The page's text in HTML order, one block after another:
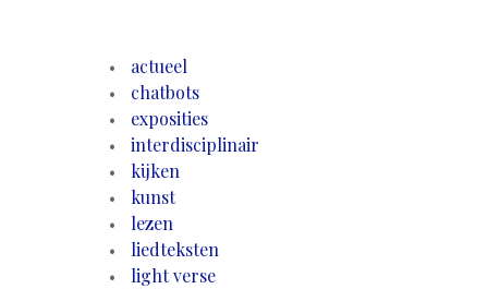
actueel
chatbots
exposities
interdisciplinair
kijken
kunst
lezen
liedteksten
light verse